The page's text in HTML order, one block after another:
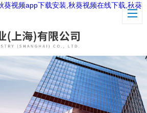
葵视频app下载安装,秋葵视频在线下载,秋葵